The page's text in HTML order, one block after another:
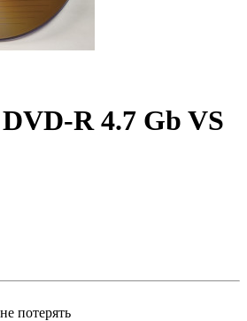
R 4.7 Gb VS
потерять